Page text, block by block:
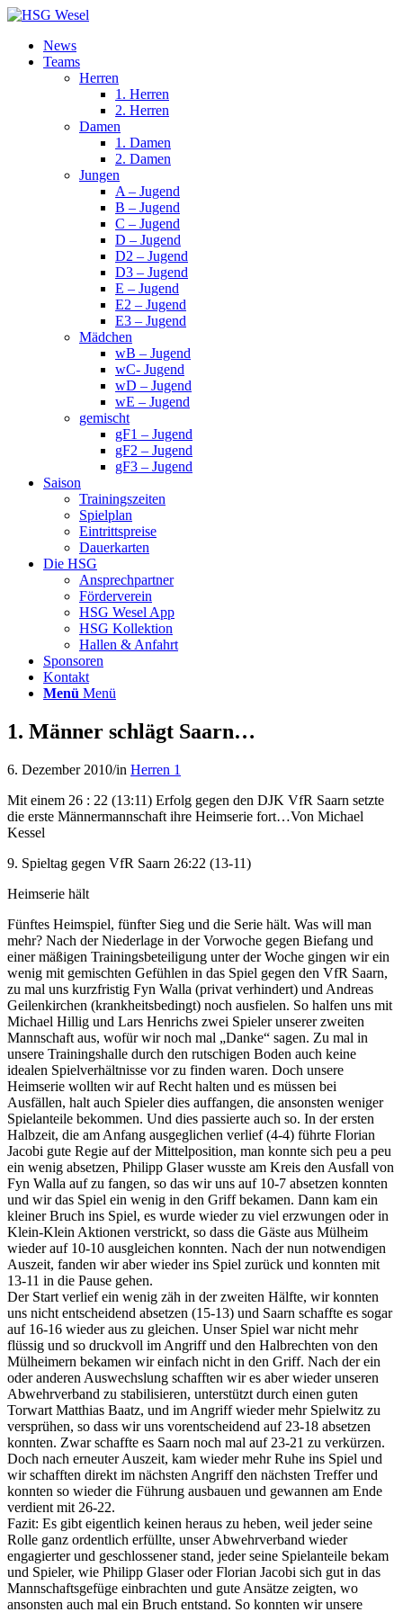
News
Teams
Herren
1. Herren
2. Herren
Damen
1. Damen
2. Damen
Jungen
A – Jugend
B – Jugend
C – Jugend
D – Jugend
D2 – Jugend
D3 – Jugend
E – Jugend
E2 – Jugend
E3 – Jugend
Mädchen
wB – Jugend
wC- Jugend
wD – Jugend
wE – Jugend
gemischt
gF1 – Jugend
gF2 – Jugend
gF3 – Jugend
Saison
Trainingszeiten
Spielplan
Eintrittspreise
Dauerkarten
Die HSG
Ansprechpartner
Förderverein
HSG Wesel App
HSG Kollektion
Hallen & Anfahrt
Sponsoren
Kontakt
Menü Menü
1. Männer schlägt Saarn…
6. Dezember 2010/in Herren 1
Mit einem 26 : 22 (13:11) Erfolg gegen den DJK VfR Saarn setzte
die erste Männermannschaft ihre Heimserie fort…Von Michael
Kessel
9. Spieltag gegen VfR Saarn 26:22 (13-11)
Heimserie hält
Fünftes Heimspiel, fünfter Sieg und die Serie hält. Was will man
mehr? Nach der Niederlage in der Vorwoche gegen Biefang und
einer mäßigen Trainingsbeteiligung unter der Woche gingen wir ein
wenig mit gemischten Gefühlen in das Spiel gegen den VfR Saarn,
zu mal uns kurzfristig Fyn Walla (privat verhindert) und Andreas
Geilenkirchen (krankheitsbedingt) noch ausfielen. So halfen uns mit
Michael Hillig und Lars Henrichs zwei Spieler unserer zweiten
Mannschaft aus, wofür wir noch mal „Danke“ sagen. Zu mal in
unsere Trainingshalle durch den rutschigen Boden auch keine
idealen Spielverhältnisse vor zu finden waren. Doch unsere
Heimserie wollten wir auf Recht halten und es müssen bei
Ausfällen, halt auch Spieler dies auffangen, die ansonsten weniger
Spielanteile bekommen. Und dies passierte auch so. In der ersten
Halbzeit, die am Anfang ausgeglichen verlief (4-4) führte Florian
Jacobi gute Regie auf der Mittelposition, man konnte sich peu a peu
ein wenig absetzen, Philipp Glaser wusste am Kreis den Ausfall von
Fyn Walla auf zu fangen, so das wir uns auf 10-7 absetzen konnten
und wir das Spiel ein wenig in den Griff bekamen. Dann kam ein
kleiner Bruch ins Spiel, es wurde wieder zu viel erzwungen oder in
Klein-Klein Aktionen verstrickt, so dass die Gäste aus Mülheim
wieder auf 10-10 ausgleichen konnten. Nach der nun notwendigen
Auszeit, fanden wir aber wieder ins Spiel zurück und konnten mit
13-11 in die Pause gehen.
Der Start verlief ein wenig zäh in der zweiten Hälfte, wir konnten
uns nicht entscheidend absetzen (15-13) und Saarn schaffte es sogar
auf 16-16 wieder aus zu gleichen. Unser Spiel war nicht mehr
flüssig und so druckvoll im Angriff und den Halbrechten von den
Mülheimern bekamen wir einfach nicht in den Griff. Nach der ein
oder anderen Auswechslung schafften wir es aber wieder unseren
Abwehrverband zu stabilisieren, unterstützt durch einen guten
Torwart Matthias Baatz, und im Angriff wieder mehr Spielwitz zu
versprühen, so dass wir uns vorentscheidend auf 23-18 absetzen
konnten. Zwar schaffte es Saarn noch mal auf 23-21 zu verkürzen.
Doch nach erneuter Auszeit, kam wieder mehr Ruhe ins Spiel und
wir schafften direkt im nächsten Angriff den nächsten Treffer und
konnten so wieder die Führung ausbauen und gewannen am Ende
verdient mit 26-22.
Fazit: Es gibt eigentlich keinen heraus zu heben, weil jeder seine
Rolle ganz ordentlich erfüllte, unser Abwehrverband wieder
engagierter und geschlossener stand, jeder seine Spielanteile bekam
und Spieler, wie Philipp Glaser oder Florian Jacobi sich gut in das
Mannschaftsgefüge einbrachten und gute Ansätze zeigten, wo
ansonsten auch mal ein Bruch entstand. So konnten wir unsere